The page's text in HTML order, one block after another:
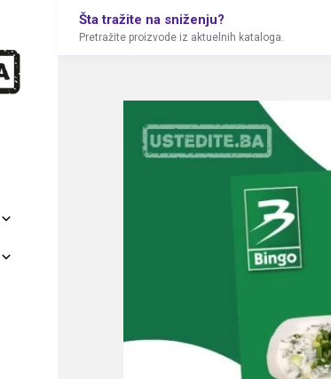
Šta tražite na sniženju?
Pretražite proizvode iz aktuelnih kataloga.